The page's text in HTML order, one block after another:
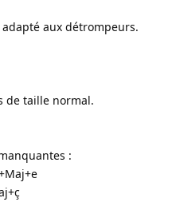
adapté aux détrompeurs.
de taille normal.
: